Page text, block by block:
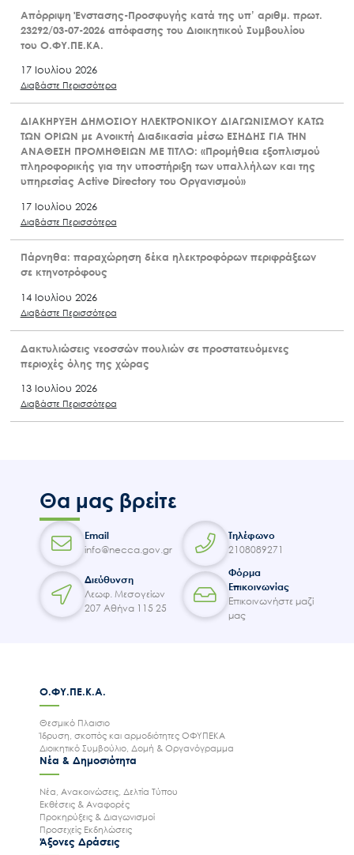
Απόρριψη Ένστασης-Προσφυγής κατά της υπ’ αριθμ. πρωτ.
23292/03-07-2026 απόφασης του Διοικητικού Συμβουλίου
του Ο.ΦΥ.ΠΕ.ΚΑ.
17 Ιουλίου 2026
Διαβάστε Περισσότερα
ΔΙΑΚΗΡΥΞΗ ΔΗΜΟΣΙΟΥ ΗΛΕΚΤΡΟΝΙΚΟΥ ΔΙΑΓΩΝΙΣΜΟΥ ΚΑΤΩ
ΤΩΝ ΟΡΙΩΝ με Ανοικτή Διαδικασία μέσω ΕΣΗΔΗΣ ΓΙΑ ΤΗΝ
ΑΝΑΘΕΣΗ ΠΡΟΜΗΘΕΙΩΝ ΜΕ ΤΙΤΛΟ: «Προμήθεια εξοπλισμού
πληροφορικής για την υποστήριξη των υπαλλήλων και της
υπηρεσίας Active Directory του Οργανισμού»
17 Ιουλίου 2026
Διαβάστε Περισσότερα
Πάρνηθα: παραχώρηση δέκα ηλεκτροφόρων περιφράξεων
σε κτηνοτρόφους
14 Ιουλίου 2026
Διαβάστε Περισσότερα
Δακτυλιώσεις νεοσσών πουλιών σε προστατευόμενες
περιοχές όλης της χώρας
13 Ιουλίου 2026
Διαβάστε Περισσότερα
Θα μας βρείτε
Email
info@necca.gov.gr
Τηλέφωνο
2108089271
Διεύθυνση
Λεωφ. Μεσογείων
207 Αθήνα 115 25
Φόρμα
Επικοινωνίας
Επικοινωνήστε μαζί
μας
Ο.ΦΥ.ΠΕ.Κ.Α.
Θεσμικό Πλαισιο
Ίδρυση, σκοπός και αρμοδιότητες ΟΦΥΠΕΚΑ
Διοικητικό Συμβούλιο, Δομή & Οργανόγραμμα
Νέα & Δημοσιότητα
Νέα, Ανακοινώσεις, Δελτία Τύπου
Εκθέσεις & Αναφορές
Προκηρύξεις & Διαγωνισμοί
Προσεχείς Εκδηλώσεις
Άξονες Δράσεις